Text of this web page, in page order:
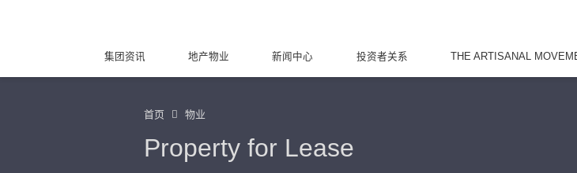
集团资讯 地产物业 新闻中心 投资者关系 THE ARTISANAL
首页 物业
Property for Lease